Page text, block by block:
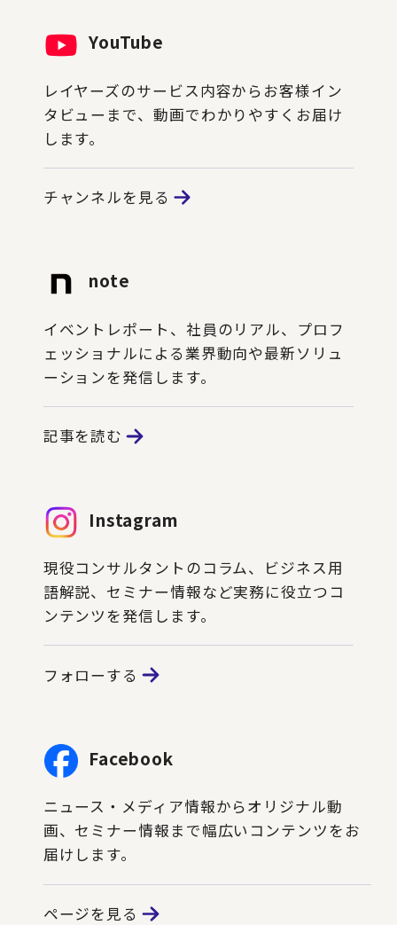
YouTube
レイヤーズのサービス内容からお客様イン
タビューまで、動画でわかりやすくお届け
します。
チャンネルを見る
note
イベントレポート、社員のリアル、プロフ
ェッショナルによる業界動向や最新ソリュ
ーションを発信します。
記事を読む
Instagram
現役コンサルタントのコラム、ビジネス用
語解説、セミナー情報など実務に役立つコ
ンテンツを発信します。
フォローする
Facebook
ニュース・メディア情報からオリジナル動
画、セミナー情報まで幅広いコンテンツをお
届けします。
ページを見る